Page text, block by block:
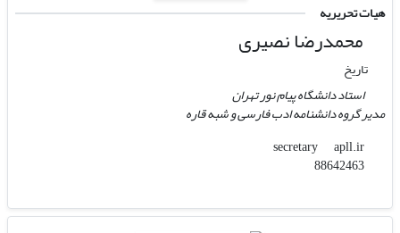
هیات تحریریه
محمدرضا نصیری
تاریخ
استاد دانشگاه پیام نور تهران
مدیر گروه دانشنامه ادب فارسی و شبه قاره
secretary
apll.ir
88642463